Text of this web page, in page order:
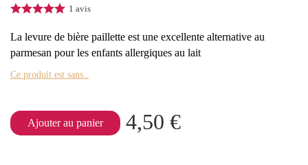
1 avis
La levure de bière paillette est une excellente alternative au
parmesan pour les enfants allergiques au lait
Ce produit est sans..
Ajouter au panier 4,50 €